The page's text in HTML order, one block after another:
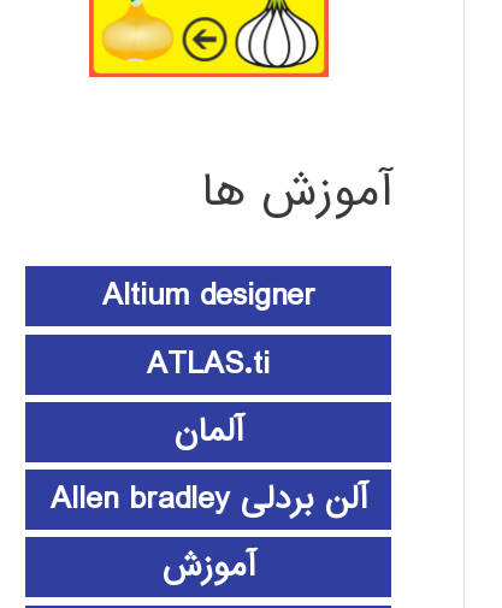
آموزش ها
Altium designer
ATLAS.ti
آلمان
آلن بردلی Allen bradley
آموزش